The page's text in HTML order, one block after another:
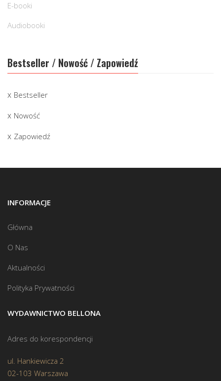
E-booki
Audiobooki
Bestseller / Nowość / Zapowiedź
Bestseller
Nowość
Zapowiedź
INFORMACJE
Główna
O Nas
Aktualności
Polityka Prywatności
WYDAWNICTWO BELLONA
Adres do korespondencji
ul. Hankiewicza 2
02-103 Warszawa